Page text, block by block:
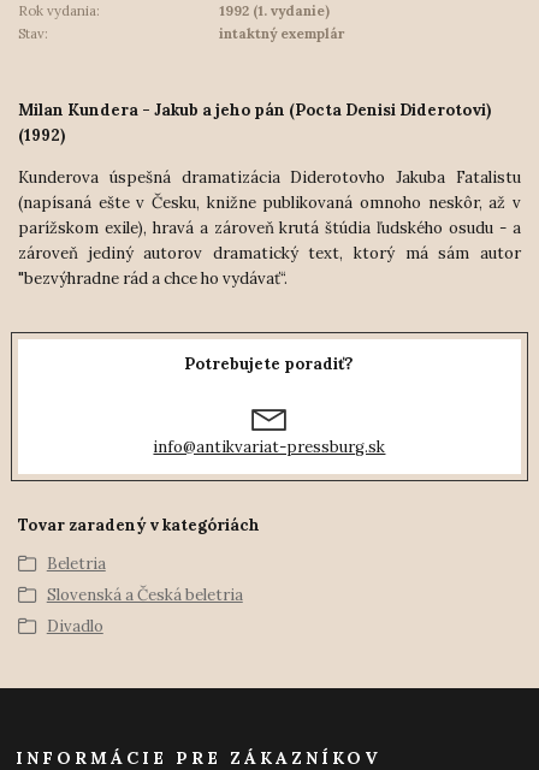
Rok vydania:
1992 (1. vydanie)
Stav:
intaktný exemplár
Milan Kundera - Jakub a jeho pán (Pocta Denisi Diderotovi)
(1992)
Kunderova úspešná dramatizácia Diderotovho Jakuba Fatalistu
(napísaná ešte v Česku, knižne publikovaná omnoho neskôr, až v
parížskom exile), hravá a zároveň krutá štúdia ľudského osudu - a
zároveň jediný autorov dramatický text, ktorý má sám autor
"bezvýhradne rád a chce ho vydávať“.
Potrebujete poradiť?
info@antikvariat-pressburg.sk
Tovar zaradený v kategóriách
Beletria
Slovenská a Česká beletria
Divadlo
INFORMÁCIE PRE ZÁKAZNÍKOV